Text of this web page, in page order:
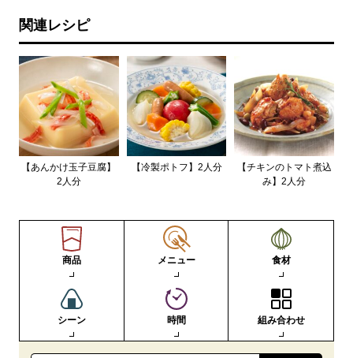
関連レシピ
【あんかけ玉子豆腐】
2人分
【冷製ポトフ】2人分
【チキンのトマト煮込
み】2人分
商品 メニュー 食材
シーン 時間 組み合わせ